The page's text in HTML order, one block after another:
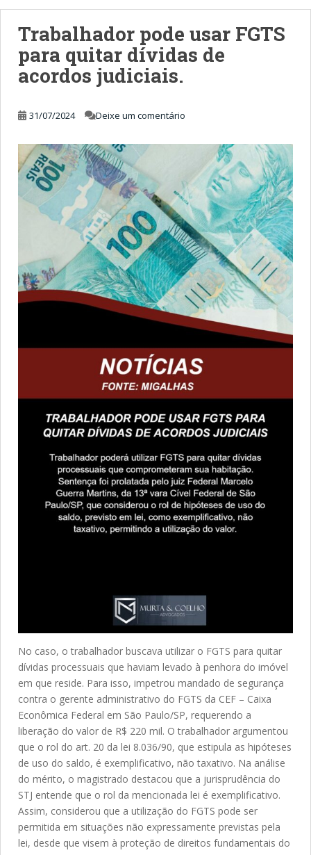
Trabalhador pode usar FGTS
para quitar dívidas de
acordos judiciais.
31/07/2024 Deixe um comentário
No caso, o trabalhador buscava utilizar o FGTS para quitar
dívidas processuais que haviam levado à penhora do imóvel
em que reside. Para isso, impetrou mandado de segurança
contra o gerente administrativo do FGTS da CEF – Caixa
Econômica Federal em São Paulo/SP, requerendo a
liberação do valor de R$ 220 mil. O trabalhador argumentou
que o rol do art. 20 da lei 8.036/90, que estipula as hipóteses
de uso do saldo, é exemplificativo, não taxativo. Na análise
do mérito, o magistrado destacou que a jurisprudência do
STJ entende que o rol da mencionada lei é exemplificativo.
Assim, considerou que a utilização do FGTS pode ser
permitida em situações não expressamente previstas pela
lei, desde que visem à proteção de direitos fundamentais do